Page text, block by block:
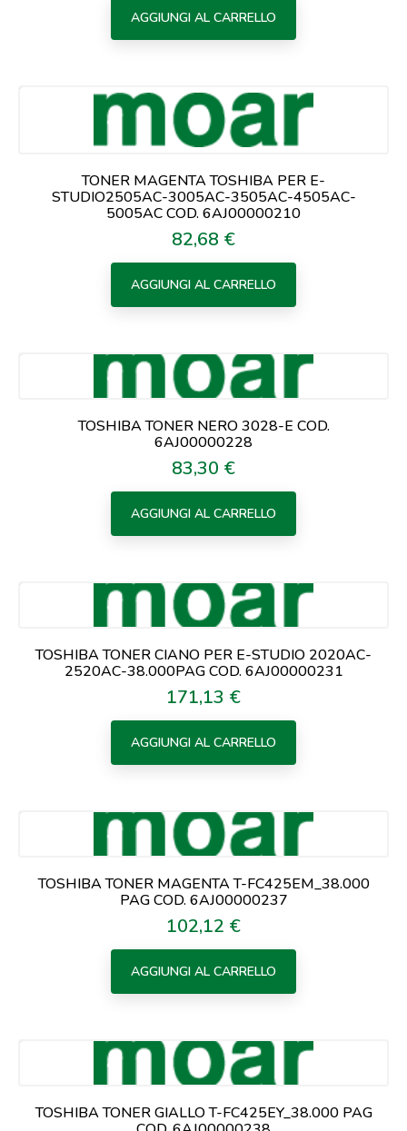
AGGIUNGI AL CARRELLO
TONER MAGENTA TOSHIBA PER E-
STUDIO2505AC-3005AC-3505AC-4505AC-
5005AC COD. 6AJ00000210
Prezzo
82,68 €
AGGIUNGI AL CARRELLO
TOSHIBA TONER NERO 3028-E COD.
6AJ00000228
Prezzo
83,30 €
AGGIUNGI AL CARRELLO
TOSHIBA TONER CIANO PER E-STUDIO 2020AC-
2520AC-38.000PAG COD. 6AJ00000231
Prezzo
171,13 €
AGGIUNGI AL CARRELLO
TOSHIBA TONER MAGENTA T-FC425EM_38.000
PAG COD. 6AJ00000237
Prezzo
102,12 €
AGGIUNGI AL CARRELLO
TOSHIBA TONER GIALLO T-FC425EY_38.000 PAG